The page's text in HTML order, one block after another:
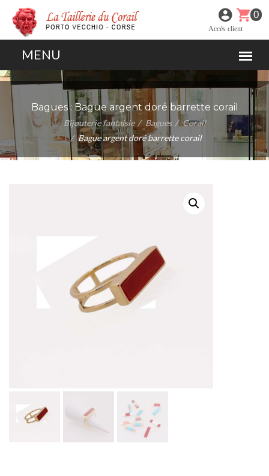
0
Accés client
Bagues : Bague argent doré barrette corail
Bijouterie fantaisie Bagues
Corail
Bague argent doré barrette corail